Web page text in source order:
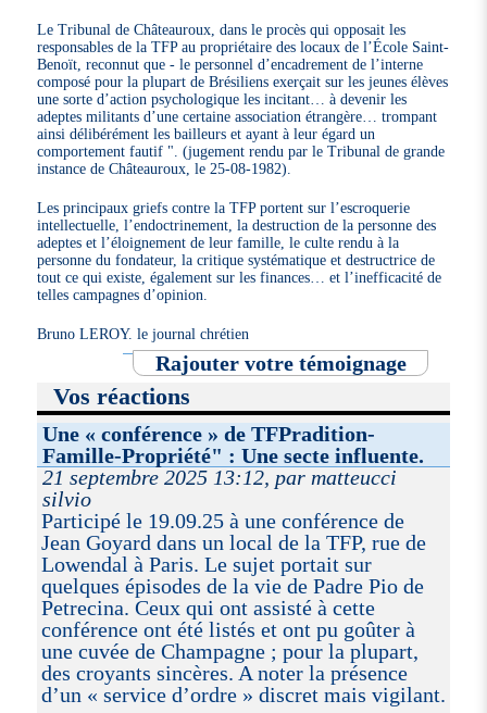
Le Tribunal de Châteauroux, dans le procès qui opposait les
responsables de la TFP au propriétaire des locaux de l’École Saint-
Benoït, reconnut que - le personnel d’encadrement de l’interne
composé pour la plupart de Brésiliens exerçait sur les jeunes élèves
une sorte d’action psychologique les incitant… à devenir les
adeptes militants d’une certaine association étrangère… trompant
ainsi délibérément les bailleurs et ayant à leur égard un
comportement fautif ". (jugement rendu par le Tribunal de grande
instance de Châteauroux, le 25-08-1982).
Les principaux griefs contre la TFP portent sur l’escroquerie
intellectuelle, l’endoctrinement, la destruction de la personne des
adeptes et l’éloignement de leur famille, le culte rendu à la
personne du fondateur, la critique systématique et destructrice de
tout ce qui existe, également sur les finances… et l’inefficacité de
telles campagnes d’opinion.
Bruno LEROY. le journal chrétien
Rajouter votre témoignage
Vos réactions
Une « conférence » de TFPradition-
Famille-Propriété" : Une secte influente.
21 septembre 2025 13:12, par matteucci
silvio
Participé le 19.09.25 à une conférence de
Jean Goyard dans un local de la TFP, rue de
Lowendal à Paris. Le sujet portait sur
quelques épisodes de la vie de Padre Pio de
Petrecina. Ceux qui ont assisté à cette
conférence ont été listés et ont pu goûter à
une cuvée de Champagne ; pour la plupart,
des croyants sincères. A noter la présence
d’un « service d’ordre » discret mais vigilant.